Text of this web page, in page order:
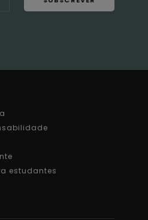
estudantes